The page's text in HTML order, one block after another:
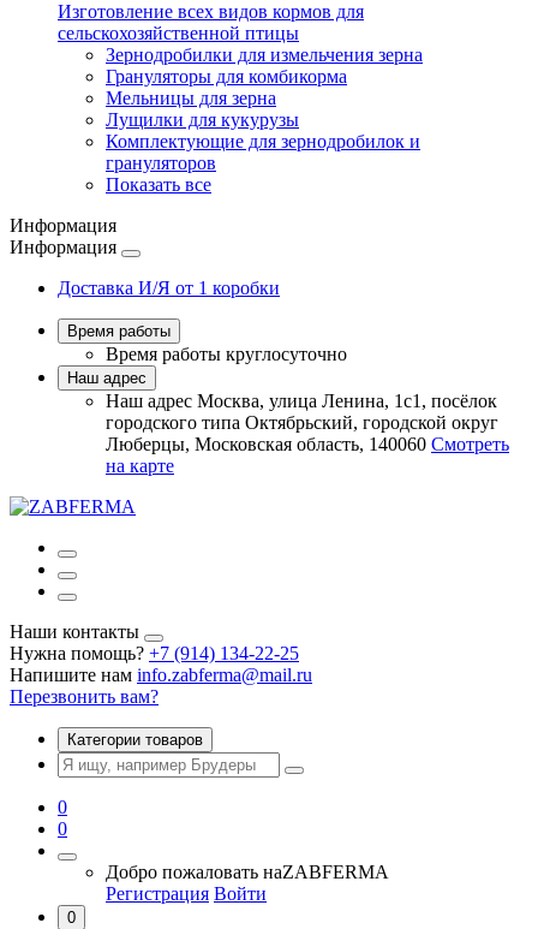
Изготовление всех видов кормов для
сельскохозяйственной птицы
Зернодробилки для измельчения зерна
Грануляторы для комбикорма
Мельницы для зерна
Лущилки для кукурузы
Комплектующие для зернодробилок и
грануляторов
Показать все
Информация
Информация
Доставка И/Я от 1 коробки
Время работы
Время работы круглосуточно
Наш адрес
Наш адрес Москва, улица Ленина, 1с1, посёлок
городского типа Октябрьский, городской округ
Люберцы, Московская область, 140060 Смотреть
на карте
Наши контакты
Нужна помощь? +7 (914) 134-22-25
Напишите нам info.zabferma@mail.ru
Перезвонить вам?
Категории товаров
0
0
Добро пожаловать наZABFERMA
Регистрация Войти
0